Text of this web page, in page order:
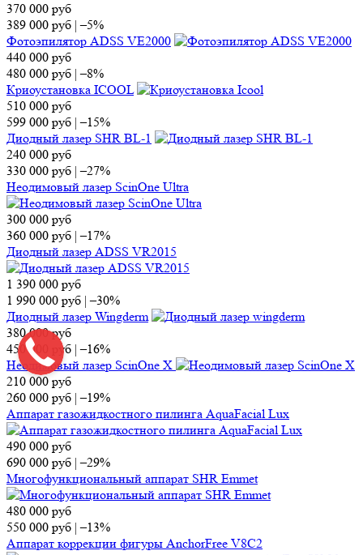
370 000 руб
389 000 руб |–5%
Фотоэпилятор ADSS VE2000
440 000 руб
480 000 руб |–8%
Криоустановка ICOOL
510 000 руб
599 000 руб |–15%
Диодный лазер SHR BL-1
240 000 руб
330 000 руб |–27%
Неодимовый лазер ScinOne Ultra
300 000 руб
360 000 руб |–17%
Диодный лазер ADSS VR2015
1 390 000 руб
1 990 000 руб |–30%
Диодный лазер Wingderm
380 000руб
450 000
руб |–16%
Неодимовый лазер ScinOne X
210 000 руб
260 000 руб |–19%
Аппарат газожидкостного пилинга AquaFacial Lux
490 000 руб
690 000 руб |–29%
Многофункциональный аппарат SHR Emmet
480 000 руб
550 000 руб |–13%
Аппарат коррекции фигуры AnchorFree V8C2